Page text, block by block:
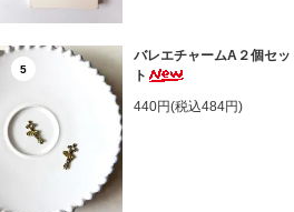
5
バレエチャームA２個セッ
ト
440円(税込484円)